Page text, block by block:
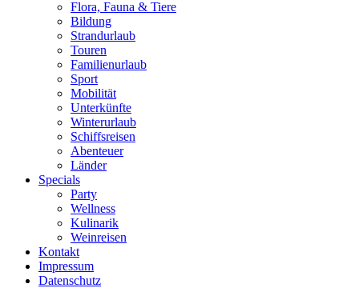
Flora, Fauna & Tiere
Bildung
Strandurlaub
Touren
Familienurlaub
Sport
Mobilität
Unterkünfte
Winterurlaub
Schiffsreisen
Abenteuer
Länder
Specials
Party
Wellness
Kulinarik
Weinreisen
Kontakt
Impressum
Datenschutz